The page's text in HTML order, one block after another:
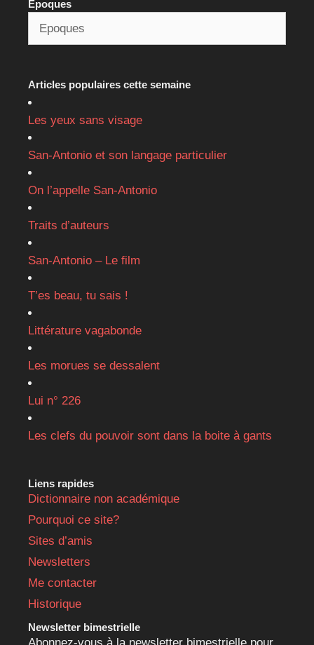
Epoques
Articles populaires cette semaine
Les yeux sans visage
San-Antonio et son langage particulier
On l’appelle San-Antonio
Traits d’auteurs
San-Antonio – Le film
T’es beau, tu sais !
Littérature vagabonde
Les morues se dessalent
Lui n° 226
Les clefs du pouvoir sont dans la boite à gants
Liens rapides
Dictionnaire non académique
Pourquoi ce site?
Sites d’amis
Newsletters
Me contacter
Historique
Newsletter bimestrielle